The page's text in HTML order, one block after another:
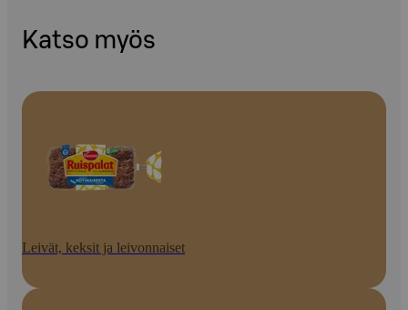
Katso myös
Leivät, keksit ja leivonnaiset